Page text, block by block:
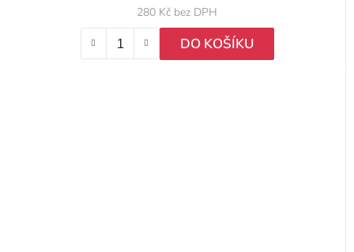
280 Kč bez DPH
DO KOŠÍKU